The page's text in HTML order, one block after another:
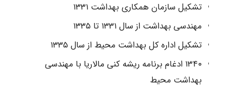
تشکیل سازمان همکاری بهداشت ۱۳۳۱
مهندسی بهداشت از سال ۱۳۳۱ تا ۱۳۳۵
تشکیل اداره کل بهداشت محیط از سال ۱۳۳۵
۱۳۴۰ ادغام برنامه ریشه کنی مالاریا با مهندسی
بهداشت محیط